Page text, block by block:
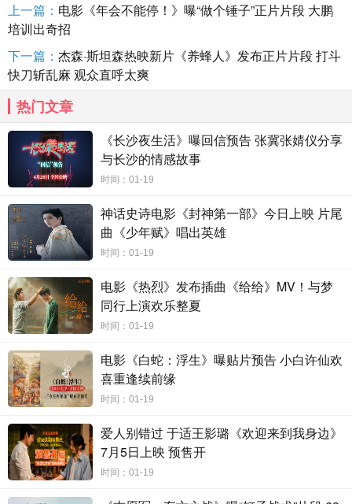
是一个驾校教练的水平”，手上也是紧张扣错安全带、翻滚式停车等搞
笑操作不断，但等到真正上了赛道却重振雄风，令人不禁感叹“原来这
弟”厉小海凭借出人意料的驾车天赋令人眼前一亮，刘显德（孙艺洲
饰）不停叫“师父”和cos孙悟空的举动则尽显憨憨本色。随着驾校爆改
车队，这个苦中作乐、鸡飞狗跳的草台班子将笑料百出地奔赴赛场，
上一篇： 电影《年会不能停！》曝“做个锤子”正片片段 大鹏
培训出奇招
下一篇： 杰森·斯坦森热映新片《养蜂人》发布正片片段 打斗
快刀斩乱麻 观众直呼太爽
热门文章
《长沙夜生活》曝回信预告 张冀张婧仪分享
与长沙的情感故事
时间：01-19
神话史诗电影《封神第一部》今日上映 片尾
曲《少年赋》唱出英雄
时间：01-19
电影《热烈》发布插曲《给给》MV！与梦
同行上演欢乐整夏
时间：01-19
电影《白蛇：浮生》曝贴片预告 小白许仙欢
喜重逢续前缘
时间：01-19
爱人别错过 于适王影璐《欢迎来到我身边》
7月5日上映 预售开
时间：01-19